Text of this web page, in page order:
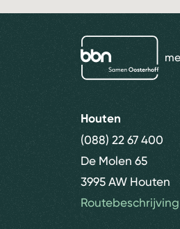
bbn adviseurs
Houten
(088) 22 67 400
De Molen 65
3995 AW Houten
Routebeschrijving